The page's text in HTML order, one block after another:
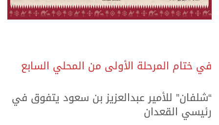
في ختام المرحلة الأولى من المحلي السابع
“شلفان” للأمير عبدالعزيز بن سعود يتفوق في
رئيسي القعدان